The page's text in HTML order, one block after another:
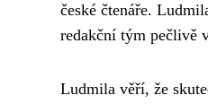
české čtenáře.
redakční tým pečlivě
Ludmila věří, že